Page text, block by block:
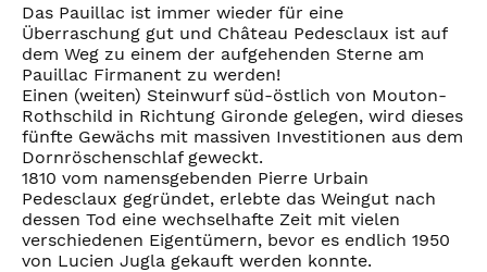
Das Pauillac ist immer wieder für eine
Überraschung gut und Château Pedesclaux ist auf
dem Weg zu einem der aufgehenden Sterne am
Pauillac Firmanent zu werden!
Einen (weiten) Steinwurf süd-östlich von Mouton-
Rothschild in Richtung Gironde gelegen, wird dieses
fünfte Gewächs mit massiven Investitionen aus dem
Dornröschenschlaf geweckt.
1810 vom namensgebenden Pierre Urbain
Pedesclaux gegründet, erlebte das Weingut nach
dessen Tod eine wechselhafte Zeit mit vielen
verschiedenen Eigentümern, bevor es endlich 1950
von Lucien Jugla gekauft werden konnte.